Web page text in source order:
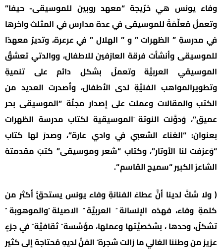
وفاء يونس هي خرّيجة “معهد روبين للموسيقى- حيفا”
وتعملُ مُعلِّمَةً للموسيقى في عدة مدارس في المثلث واخرها
في مدرسةِ ” الظهرات ” و ” الهلال ” في عرعرة، وتديرُ معهدًا
للموسيقى وأنشأت فرقة العازفين للاطفال، ووالدتي تعشقُ
الموسيقي العربيَّة وتعملُ بشكل دائم على تنميةِ
وتطويرالمواهب الفنيَّةِ لدى الأطفال، وأصدرت العديد من
الكتب والمقالات وعملت على إصدار مجلّة “الموسيقى بحر
عميق”، وَدوَّنت النوتة َالموسيقية لكتاب مدرسة الظهرات
بعنوان: “الغناء الشعبي في وادي عارة”، وصدرَ لها كتاب
“وَعزفت لنا الأوتار”، وكتاب “شعر وموسيقى” كتبَ مقدمتهُ
الشاعرُ الكبير “سميح القاسم “.
( ولا شكَّ لدينا أنَّ عطاءَ الفنانةِ وفاء يونس يستحقُّ أكثر من
كلمةِ وفاء، فهذه الإنسانة ُ العربيَّة ُ الاصيلة ُوالموهوبة ُ
تشكلُ، وحدها ، بشخصيَّتها وعملها، مؤَسَّسة ً ثقافيَّة ً في جزءٍ
عزيز من وطننا الغالي ما زالت شجرة ُ الفنِّ لديهِ مُحتاجة إلى كثير